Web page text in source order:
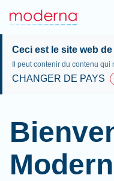
Ceci est le site web
Il peut contenir du contenu
CHANGER DE PAYS